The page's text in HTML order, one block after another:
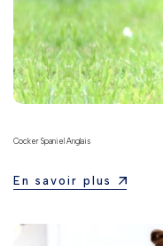
Cocker Spaniel Anglais
En savoir plus